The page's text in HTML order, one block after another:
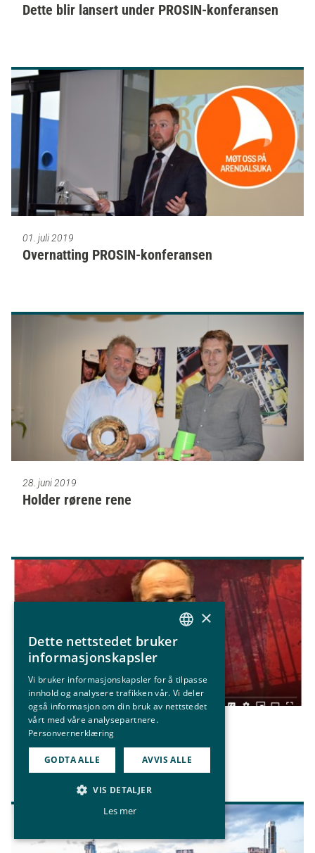
Dette blir lansert under PROSIN-konferansen
01. juli 2019
Overnatting PROSIN-konferansen
28. juni 2019
Holder rørene rene
28. juni 2019
Sommerhilsen fra Eyde-klyngen
NORWEGIAN
×
Dette nettstedet bruker
informasjonskapsler
Vi bruker informasjonskapsler for å tilpasse
innhold og analysere trafikken vår. Vi deler
også informasjon om din bruk av nettstedet
vårt med våre analysepartnere.
Personvernerklæring
GODTA ALLE AVVIS ALLE
VIS DETALJER
Les mer